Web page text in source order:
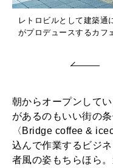
レトロビルとして建築通
がプロデュースするカフ
朝からオープンして
があるのもいい街の
〈Bridge coffee &
込んで作業するビジ
者風の姿もちらほら